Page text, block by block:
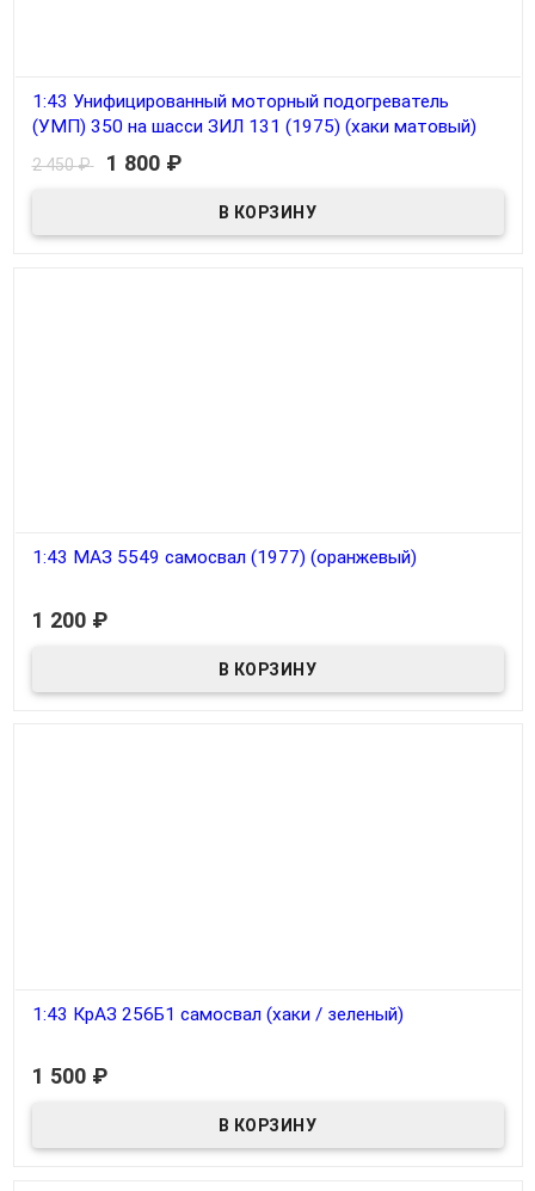
1:43 Унифицированный моторный подогреватель
(УМП) 350 на шасси ЗИЛ 131 (1975) (хаки матовый)
В наличии
2 450₽ 1 800 ₽
1:43 МАЗ 5549 самосвал (1977) (оранжевый)
1 200 ₽
1:43 КрАЗ 256Б1 самосвал (хаки / зеленый)
1 500 ₽